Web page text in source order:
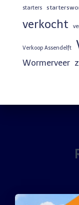
starters
verkocht
Verkoop Assendelft
Wormerveer